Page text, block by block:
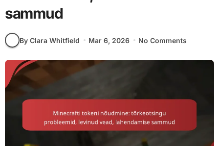
sammud
By Clara Whitfield Mar 6, 2026 No Comments